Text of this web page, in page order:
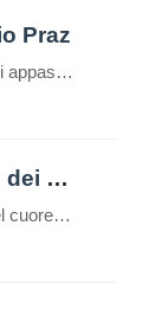
Praz
Creato in sessant'anni di appassionato collezionismo da Mario Praz (Roma 1896-1982) anglista e critico di levatura internazionale, al Casa Museo Mario Praz si presenta come una dimora nobiliare del secolo XIX. Mario Praz - pescatore, scrittore e
Explora, il Museo dei Bambini
Struttura permanente nel cuore di Roma, Explora il Museo dei Bambini attiva dal 2001, è dedicata a bambine e bambini da 0 a 11 anni.Da oltre 20 anni, è il punto di riferimento per l’educazione informale e le attività creative per le famiglie, le scuole e il mondo dell’infanzia. Uno spazio in cui l’esplorazione e […]